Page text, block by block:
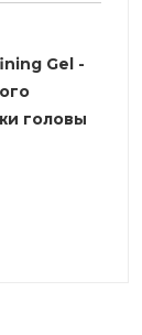
Gel -
головы